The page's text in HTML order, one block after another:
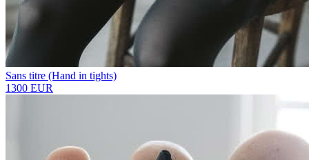
Sans titre (Hand in tights)
1300 EUR